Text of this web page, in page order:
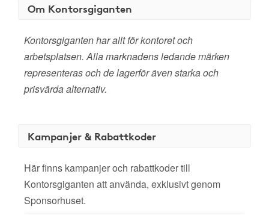
Om Kontorsgiganten
Kontorsgiganten har allt för kontoret och
arbetsplatsen. Alla marknadens ledande märken
representeras och de lagerför även starka och
prisvärda alternativ.
Kampanjer & Rabattkoder
Här finns kampanjer och rabattkoder till
Kontorsgiganten att använda, exklusivt genom
Sponsorhuset.